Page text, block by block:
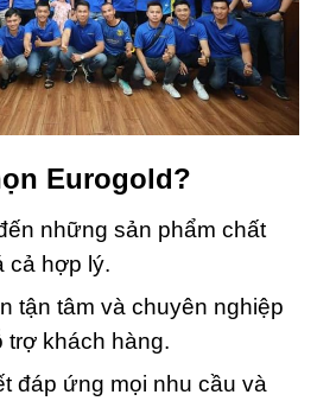
Eurogold?
những sản phẩm chất
cả hợp lý.
tận tâm và chuyên nghiệp
trợ khách hàng.
đáp ứng mọi nhu cầu và